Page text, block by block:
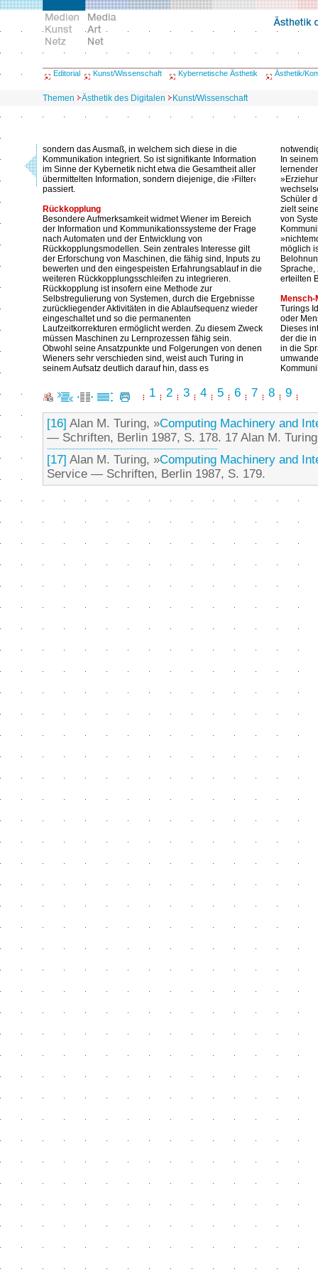
Editorial Kunst/Wissenschaft Kybernetische Ästhetik Ästhetik/
Themen Ästhetik des Digitalen Kunst/Wissenschaft
sondern das Ausmaß, in welchem sich diese in die
Kommunikation integriert. So ist signifikante Information
im Sinne der Kybernetik nicht etwa die Gesamtheit aller
übermittelten Information, sondern diejenige, die ›Filter‹
passiert.
Rückkopplung
Besondere Aufmerksamkeit widmet Wiener im Bereich
der Information und Kommunikationssysteme der Frage
nach Automaten und der Entwicklung von
Rückkopplungsmodellen. Sein zentrales Interesse gilt
der Erforschung von Maschinen, die fähig sind, Inputs zu
bewerten und den eingespeisten Erfahrungsablauf in die
weiteren Rückkopplungsschleifen zu integrieren.
Rückkopplung ist insofern eine Methode zur
Selbstregulierung von Systemen, durch die Ergebnisse
zurückliegender Aktivitäten in die Ablaufsequenz wieder
eingeschaltet und so die permanenten
Laufzeitkorrekturen ermöglicht werden. Zu diesem Zweck
müssen Maschinen zu Lernprozessen fähig sein.
Obwohl seine Ansatzpunkte und Folgerungen von denen
Wieners sehr verschieden sind, weist auch Turing in
seinem Aufsatz deutlich darauf hin, dass es
In
Schüler
zielt
von
möglich
Sprache,
erteilten
Turings
oder
Dieses
der die
in die
1 2 3 4 5 6 7 8 9
[16] Alan M. Turing, »Computing Machinery and
— Schriften, Berlin 1987, S. 178. 17 Alan M.
[17] Alan M. Turing, »Computing Machinery and
Service — Schriften, Berlin 1987, S. 179.